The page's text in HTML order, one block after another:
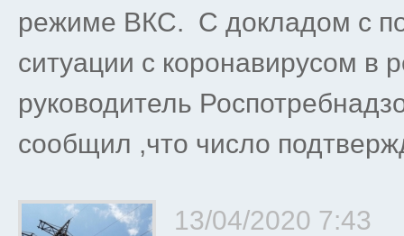
режиме ВКС. С докладом с
ситуации с коронавирусом в
руководитель
сообщил ,что число
13/04/2020 7:43